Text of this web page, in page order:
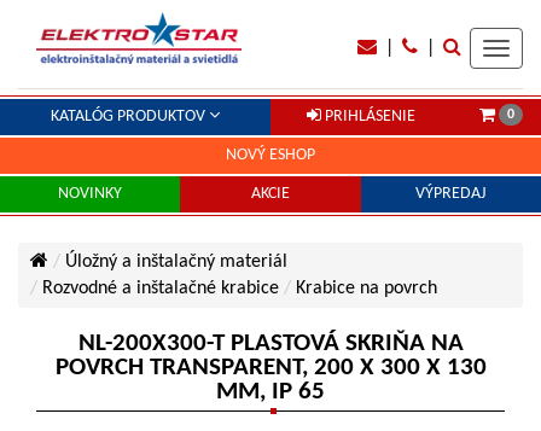
KATALÓG PRODUKTOV PRIHLÁSENIE 0
NOVÝ ESHOP
NOVINKY AKCIE VÝPREDAJ
Úložný a inštalačný materiál
Rozvodné a inštalačné krabice
Krabice na povrch
NL-200X300-T PLASTOVÁ SKRIŇA NA
POVRCH TRANSPARENT, 200 X 300 X 130
MM, IP 65